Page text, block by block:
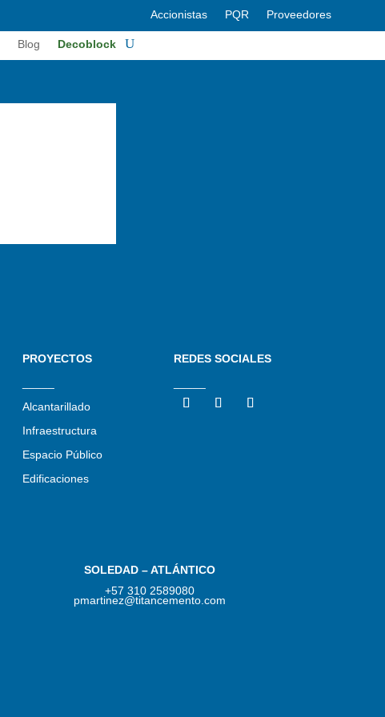
Accionistas PQR Proveedores
Blog Decoblock
PROYECTOS
Alcantarillado
Infraestructura
Espacio Público
Edificaciones
REDES SOCIALES
SOLEDAD – ATLÁNTICO
+57 310 2589080
pmartinez@titancemento.com​